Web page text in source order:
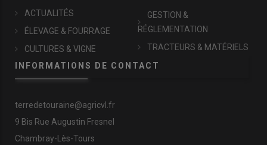
ACTUALITÉS
ÉLEVAGE & FOURRAGE
CULTURES & VIGNE
GESTION &
RÉGLEMENTATION
TRACTEURS & MATÉRIELS
INFORMATIONS DE CONTACT
terredetouraine@agricvl.fr
9 Bis Rue Augustin Fresnel
Chambray-Lès-Tours